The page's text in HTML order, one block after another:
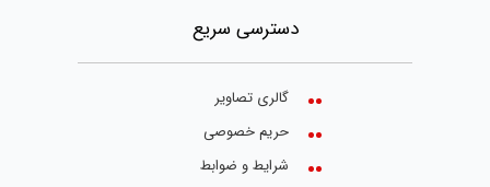
دسترسی سریع
گالری تصاویر
حریم خصوصی
شرایط و ضوابط